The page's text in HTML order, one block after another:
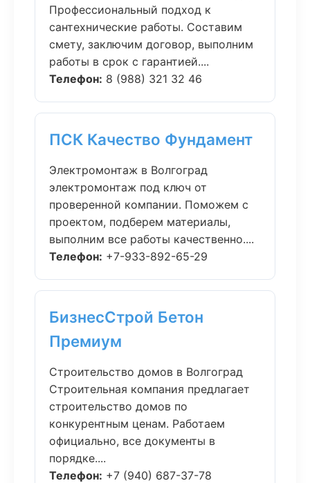
Профессиональный подход к
сантехнические работы. Составим
смету, заключим договор, выполним
работы в срок с гарантией....
Телефон: 8 (988) 321 32 46
ПСК Качество Фундамент
Электромонтаж в Волгоград
электромонтаж под ключ от
проверенной компании. Поможем с
проектом, подберем материалы,
выполним все работы качественно....
Телефон: +7-933-892-65-29
БизнесСтрой Бетон
Премиум
Строительство домов в Волгоград
Строительная компания предлагает
строительство домов по
конкурентным ценам. Работаем
официально, все документы в
порядке....
Телефон: +7 (940) 687-37-78